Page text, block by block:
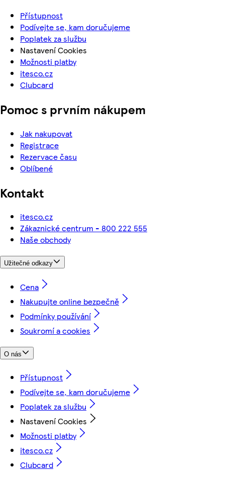
Přístupnost
Podívejte se, kam doručujeme
Poplatek za službu
Nastavení Cookies
Možnosti platby
itesco.cz
Clubcard
Pomoc s prvním nákupem
Jak nakupovat
Registrace
Rezervace času
Oblíbené
Kontakt
itesco.cz
Zákaznické centrum - 800 222 555
Naše obchody
Užitečné odkazy
Cena
Nakupujte online bezpečně
Podmínky používání
Soukromí a cookies
O nás
Přístupnost
Podívejte se, kam doručujeme
Poplatek za službu
Nastavení Cookies
Možnosti platby
itesco.cz
Clubcard